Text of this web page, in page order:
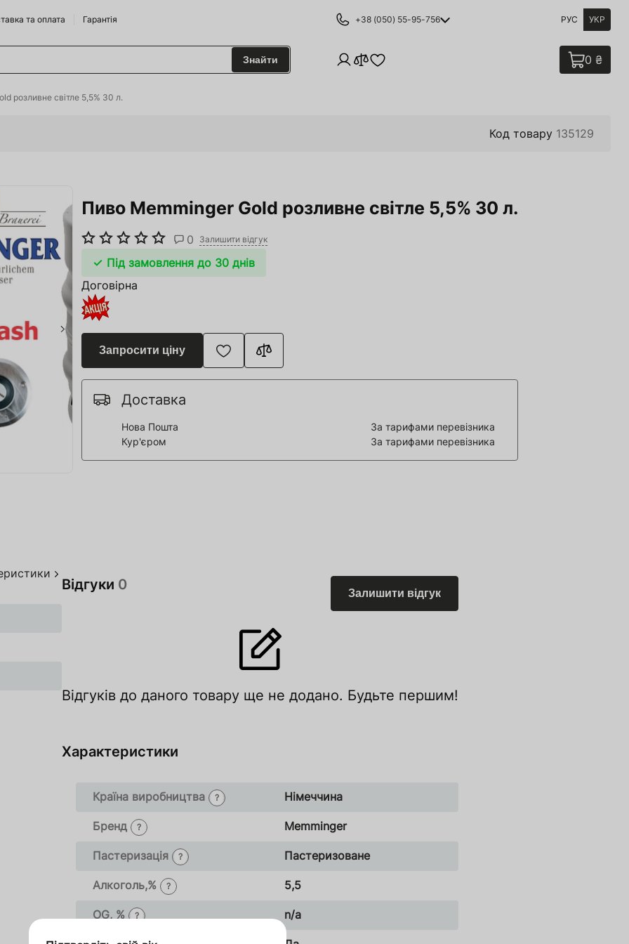
та оплата Гарантія +38 (050) 55-95-756 РУС УКР
Сидрариї
Горки
аксесуари
для Пивоварні
та спорт
Знайти 0 ₴
розливне світле 5,5% 30 л.
Код товару 135129
Пиво Memminger Gold розливне світле 5,5% 30 л.
0 Залишити відгук
Під замовлення до 30 днів
Договірна
Запросити ціну
Доставка
Нова Пошта
За тарифами перевізника
Кур'єром
За тарифами перевізника
Відгуки 0
Залишити відгук
Відгуків до даного товару ще не додано. Будьте першим!
за рейтингом
Характеристики
Країна виробництва ? Німеччина
Бренд ? Memminger
Пастеризація ? Пастеризоване
Алкоголь,% ? 5,5
OG, % ? n/a
Зареєструватися